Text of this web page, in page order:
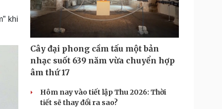
Doanh nghiệp 24h
nhân
Tin Công nghệ
Trải nghiệm
Chuyển đổi số
Podcast
Câu chuyện thời sự
Cửa sổ tình yêu
Kể chuyện cho bé
khi
Cây đại phong cầm tấu một bản
nhạc suốt 639 năm vừa chuyển hợp
âm thứ 17
Hôm nay vào tiết lập Thu 2026: Thời
tiết sẽ thay đổi ra sao?